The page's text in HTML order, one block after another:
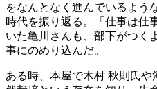
をなんとなく進んでいるよう
時代を振り返る。「仕事は仕
いた亀川さんも、部下がつく
事にのめり込んだ。
ある時、本屋で木村 秋則氏